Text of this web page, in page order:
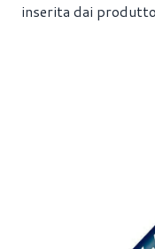
inserita dai